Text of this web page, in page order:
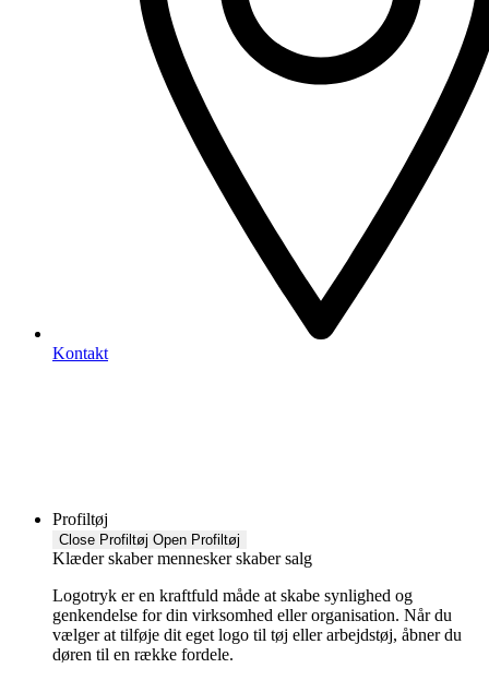
Kontakt
Profiltøj
Close Profiltøj Open Profiltøj
Klæder skaber mennesker skaber salg
Logotryk er en kraftfuld måde at skabe synlighed og
genkendelse for din virksomhed eller organisation. Når du
vælger at tilføje dit eget logo til tøj eller arbejdstøj, åbner du
døren til en række fordele.